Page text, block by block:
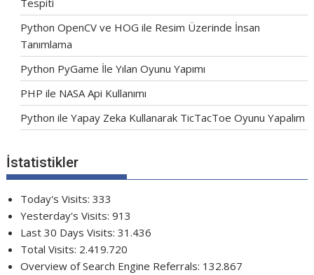
Python OpenCV ve HOG ile Resim Üzerinde İnsan
Tanımlama
Python PyGame İle Yılan Oyunu Yapımı
PHP ile NASA Api Kullanımı
Python ile Yapay Zeka Kullanarak TicTacToe Oyunu Yapalım
İstatistikler
Today's Visits:333
Yesterday's Visits:913
Last 30 Days Visits:31.436
Total Visits: 2.419.720
Overview of Search Engine Referrals: 132.867